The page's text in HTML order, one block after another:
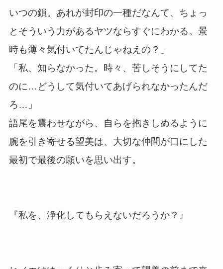
いつの鎖。あれが封印の一種だなんて、ちょっ
とそういう力があるヤツならすぐにわかる。景
時も薄々気付いてたんじゃねえの？」
「私、知らなかった。時々、苦しそうにしてた
のに…どうして気付いてあげられなかったんだ
ろ…」
語尾を震わせながら、自らを抱きしめるように
腕を引き寄せる望美は、大切な仲間が口にした
最初で最後の願いを思い出す。
『私を、浄化してもらえないだろうか？』